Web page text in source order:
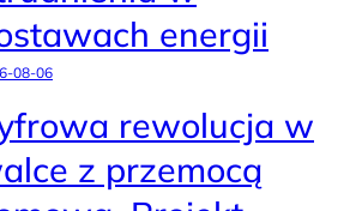
energii
08-06
rewolucja w
z przemocą